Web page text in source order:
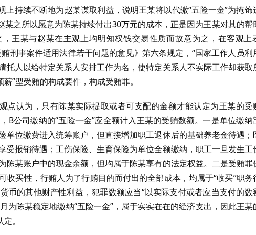
持续不断地为赵某谋取利益，说明王某将以代缴“五险一金”为掩饰
某之所以愿意为陈某持续付出30万元的成本，正是因为王某对其的帮
王某与赵某在主观上均明知权钱交易性质而故意为之，在客观上
贿刑事案件适用法律若干问题的意见》第六条规定，“国家工作人员利
托人以给特定关系人安排工作为名，使特定关系人不实际工作却获取
”型受贿的构成要件，构成受贿罪。
点认为，只有陈某实际提取或者可支配的金额才能认定为王某的受
B公司缴纳的“五险一金”应全额计入王某的受贿数额。一是单位缴纳
单位缴费进入统筹账户，但直接增加职工退休后的基础养老金待遇；
受报销待遇；工伤保险、生育保险为单位全额缴纳，职工一旦发生工
陈某账户中的现金余额，但均属于陈某享有的法定权益。二是受贿罪
收买性，行贿人为了行贿目的而付出的全部成本，均属于“收买”职务
币的其他财产性利益，犯罪数额应当“以实际支付或者应当支付的数
为陈某稳定地缴纳“五险一金”，属于实实在在的经济支出，因此王某
。